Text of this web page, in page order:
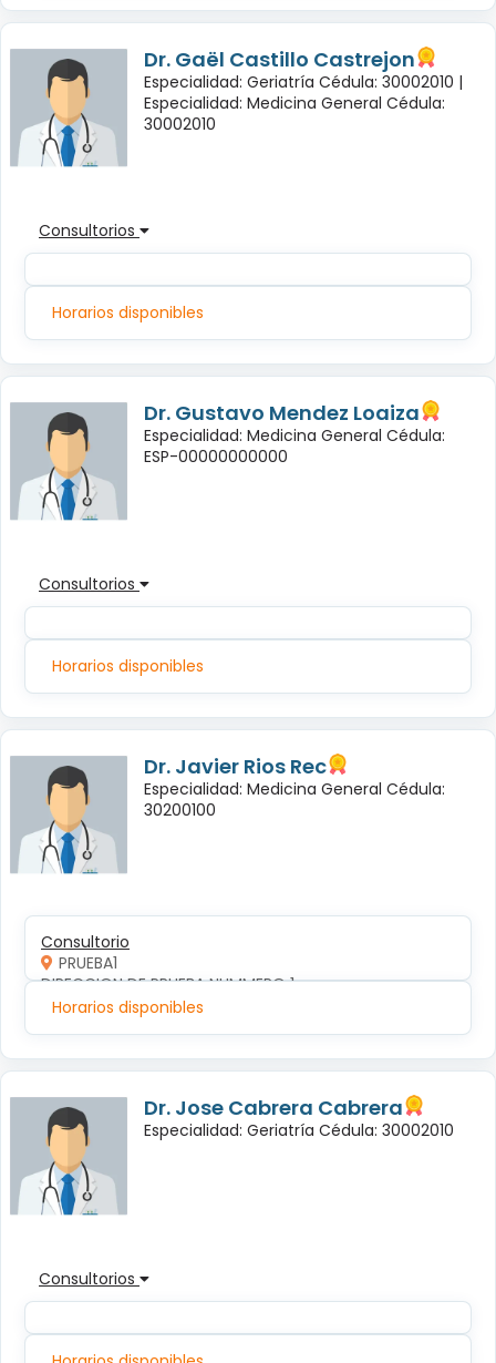
Dr. Gaël Castillo Castrejon
Especialidad: Geriatría Cédula: 30002010 |
Especialidad: Medicina General Cédula:
30002010
Consultorios
Horarios disponibles
Dr. Gustavo Mendez Loaiza
Especialidad: Medicina General Cédula:
ESP-00000000000
Consultorios
Horarios disponibles
Dr. Javier Rios Rec
Especialidad: Medicina General Cédula:
30200100
Consultorio
PRUEBA1
DIRECCION DE PRUEBA NUMMERO 1
Horarios disponibles
Dr. Jose Cabrera Cabrera
Especialidad: Geriatría Cédula: 30002010
Consultorios